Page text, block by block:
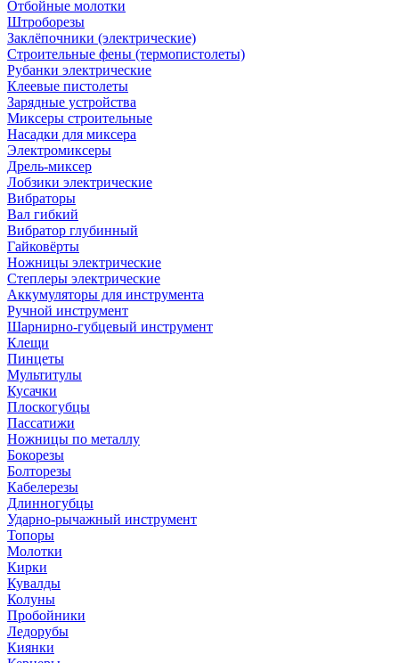
Отбойные молотки
Штроборезы
Заклёпочники (электрические)
Строительные фены (термопистолеты)
Рубанки электрические
Клеевые пистолеты
Зарядные устройства
Миксеры строительные
Насадки для миксера
Электромиксеры
Дрель-миксер
Лобзики электрические
Вибраторы
Вал гибкий
Вибратор глубинный
Гайковёрты
Ножницы электрические
Степлеры электрические
Аккумуляторы для инструмента
Ручной инструмент
Шарнирно-губцевый инструмент
Клещи
Пинцеты
Мультитулы
Кусачки
Плоскогубцы
Пассатижи
Ножницы по металлу
Бокорезы
Болторезы
Кабелерезы
Длинногубцы
Ударно-рычажный инструмент
Топоры
Молотки
Кирки
Кувалды
Колуны
Пробойники
Ледорубы
Киянки